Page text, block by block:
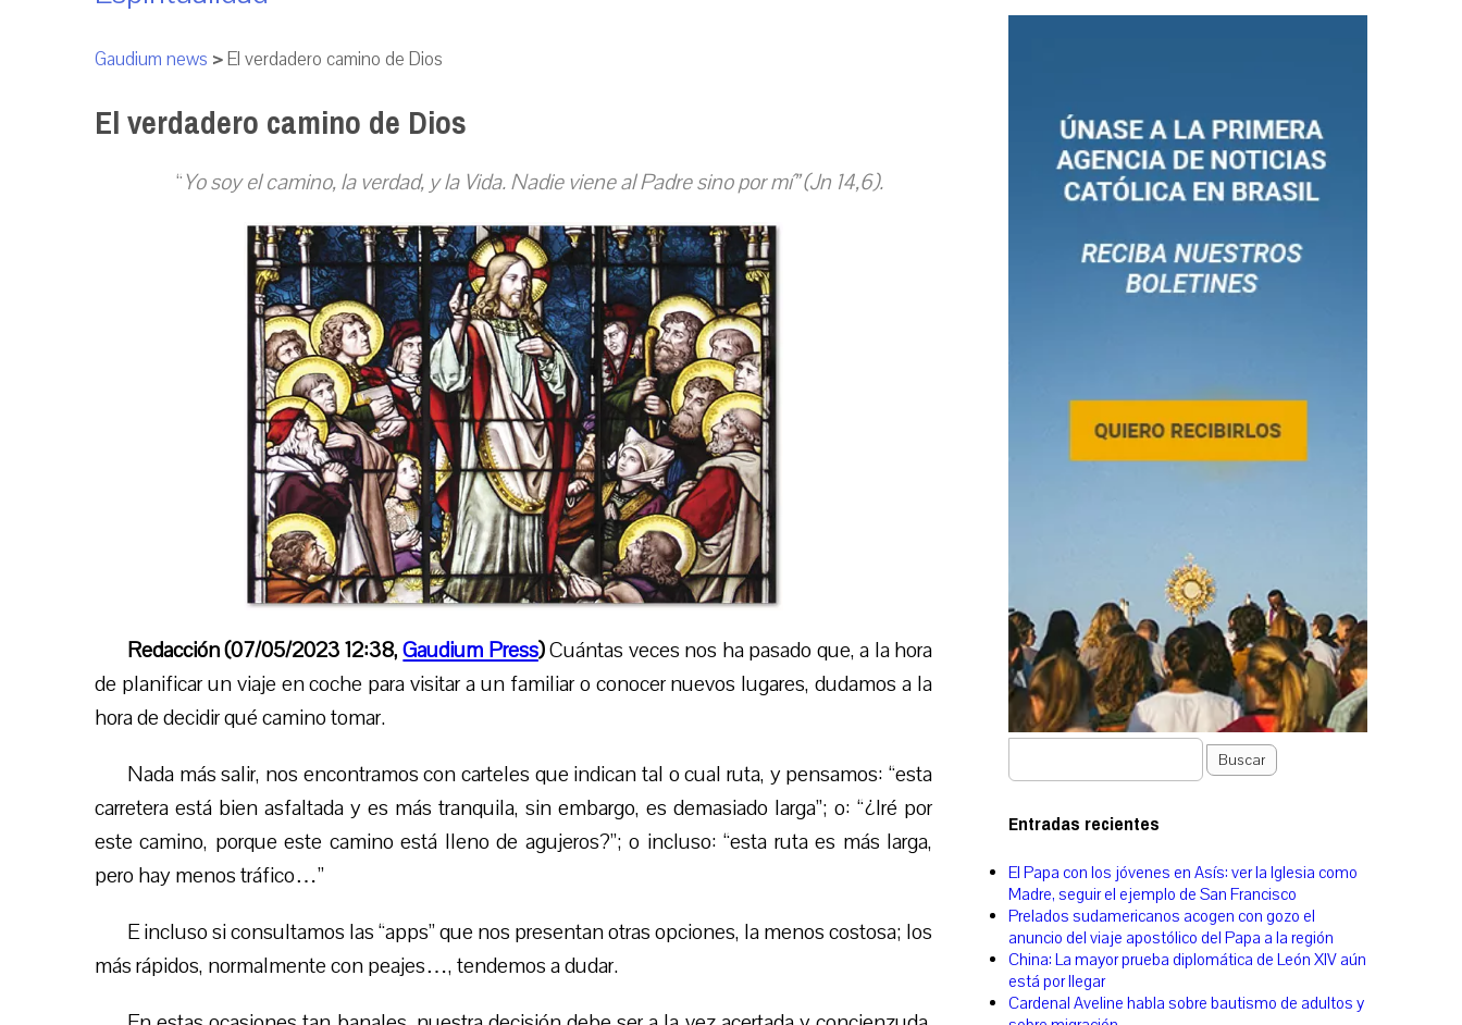
Gaudium news >El verdadero camino de Dios
El verdadero camino de Dios
“Yo soy el camino, la verdad, y la Vida. Nadie viene al Padre sino por mí” (Jn 14,6).
Redacción (07/05/2023 12:38,Gaudium Press)Cuántas veces nos ha pasado que, a la hora
de planificar un viaje en coche para visitar a un familiar o conocer nuevos lugares, dudamos a la
hora de decidir qué camino tomar.
Nada más salir, nos encontramos con carteles que indican tal o cual ruta, y pensamos: “esta
carretera está bien asfaltada y es más tranquila, sin embargo, es demasiado larga”; o: “¿Iré por
este camino, porque este camino está lleno de agujeros?”; o incluso: “esta ruta es más larga,
pero hay menos tráfico…”
E incluso si consultamos las “apps” que nos presentan otras opciones, la menos costosa; los
más rápidos, normalmente con peajes…, tendemos a dudar.
Buscar
Entradas recientes
El Papa con los jóvenes en Asís: ver la Iglesia como
Madre, seguir el ejemplo de San Francisco
Prelados sudamericanos acogen con gozo el
anuncio del viaje apostólico del Papa a la región
China: La mayor prueba diplomática de León XIV aún
está por llegar
Cardenal Aveline habla sobre bautismo de adultos y